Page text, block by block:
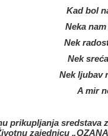
Kad bol
Neka
Nek
Nek
Nek ljubav
A mir
prikupljanja sredstava
zajednicu